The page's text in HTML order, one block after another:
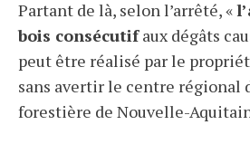
Partant de là, selon l’arrêté, «
bois consécutifaux dégâts
peut être réalisé par le
sans avertir le centre régional
forestière de Nouvelle-